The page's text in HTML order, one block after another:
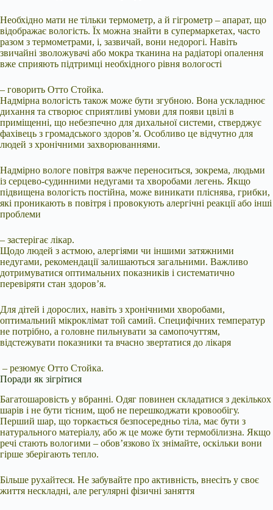
Необхідно мати не тільки термометр, а й гігрометр – апарат, що
відображає вологість. Їх можна знайти в супермаркетах, часто
разом з термометрами, і, зазвичай, вони недорогі. Навіть
звичайні зволожувачі або мокра тканина на радіаторі опалення
вже сприяють підтримці необхідного рівня вологості
– говорить Отто Стойка.
Надмірна вологість також може бути згубною. Вона ускладнює
дихання та створює сприятливі умови для появи цвілі в
приміщенні, що небезпечно для дихальної системи, стверджує
фахівець з громадського здоров’я. Особливо це відчутно для
людей з хронічними захворюваннями.
Надмірно вологе повітря важче переноситься, зокрема, людьми
із серцево-судинними недугами та хворобами легень. Якщо
підвищена вологість постійна, може виникати пліснява, грибки,
які проникають в повітря і провокують алергічні реакції або інші
проблеми
– застерігає лікар.
Щодо людей з астмою, алергіями чи іншими затяжними
недугами, рекомендації залишаються загальними. Важливо
дотримуватися оптимальних показників і систематично
перевіряти стан здоров’я.
Для дітей і дорослих, навіть з хронічними хворобами,
оптимальний мікроклімат той самий. Специфічних температур
не потрібно, а головне пильнувати за самопочуттям,
відстежувати показники та вчасно звертатися до лікаря
– резюмує Отто Стойка.
Поради як зігрітися
Багатошаровість у вбранні. Одяг повинен складатися з декількох
шарів і не бути тісним, щоб не перешкоджати кровообігу.
Перший шар, що торкається безпосередньо тіла, має бути з
натурального матеріалу, або ж це може бути термобілизна. Якщо
речі стають вологими – обов’язково їх знімайте, оскільки вони
гірше зберігають тепло.
Більше рухайтеся. Не забувайте про активність, внесіть у своє
життя нескладні, але регулярні фізичні заняття